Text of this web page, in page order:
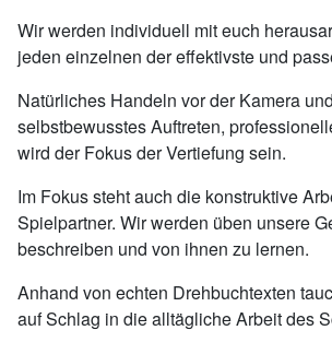
Wir werden individuell mit euch
jeden einzelnen der effektivste und
Natürliches Handeln vor der Kamera
selbstbewusstes Auftreten,
wird der Fokus der Vertiefung sein.
Im Fokus steht auch die konstruktive
Spielpartner. Wir werden üben unsere
beschreiben und von ihnen zu lernen.
Anhand von echten Drehbuchtexten
auf Schlag in die alltägliche Arbeit des